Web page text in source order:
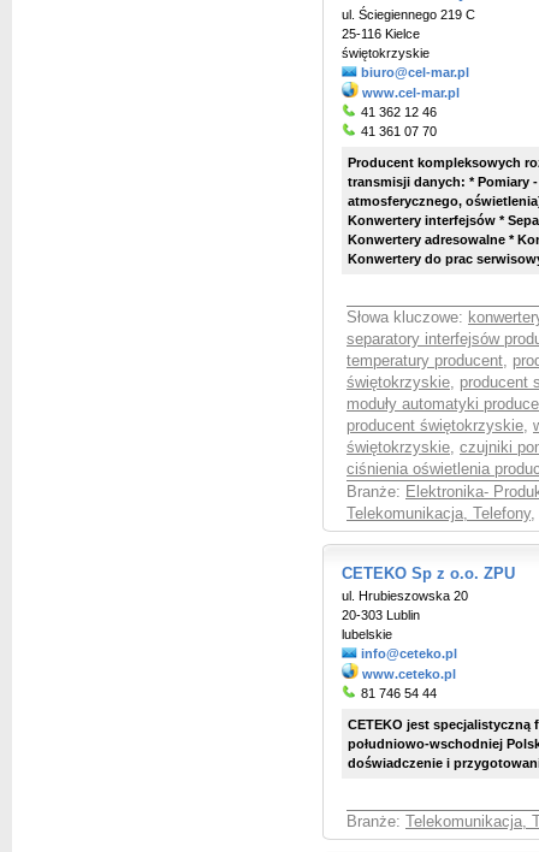
ul. Ściegiennego 219 C
25-116 Kielce
świętokrzyskie
biuro@cel-mar.pl
www.cel-mar.pl
41 362 12 46
41 361 07 70
Producent kompleksowych
transmisji danych: * Pomiary
atmosferycznego,
Konwertery interfejsów *
Konwertery adresowalne *
Konwertery do prac
Słowa kluczowe:
separatory interfejsów
temperatury producent,
świętokrzyskie, producent
moduły automatyki
producent świętokrzyskie,
świętokrzyskie, czujniki
ciśnienia oświetlenia
Branże: Elektronika-
Telekomunikacja, Telefony,
CETEKO Sp z o.o. ZPU
ul. Hrubieszowska 20
20-303 Lublin
lubelskie
info@ceteko.pl
www.ceteko.pl
81 746 54 44
CETEKO jest specjalistyczną
południowo-wschodniej
doświadczenie i
Branże: Telekomunikacja,